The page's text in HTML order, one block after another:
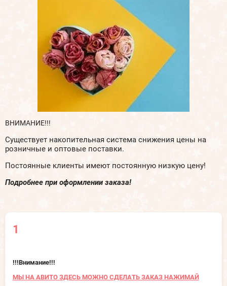
1
!!!Внимание!!!
МЫ НА АВИТО ЗДЕСЬ МОЖНО СДЕЛАТЬ ЗАКАЗ НАЖИМАЙ
ВНИМАНИЕ!!!
Существует накопительная система снижения цены на
розничные и оптовые поставки.
Постоянные клиенты имеют постоянную низкую цену!
Подробнее при оформлении заказа!